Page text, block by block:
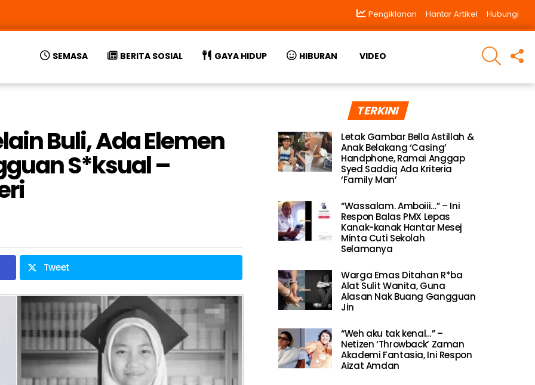
Pengiklanan Hantar Artikel Hubungi
SEMASA BERITA SOSIAL GAYA HIDUP HIBURAN VIDEO
SEARCH
Buli, Ada Elemen
S*ksual –
Tweet
TERKINI
Letak Gambar Bella Astillah &
Anak Belakang ‘Casing’
Handphone, Ramai Anggap
Syed Saddiq Ada Kriteria
‘Family Man’
“Wassalam. Amboiii…” – Ini
Respon Balas PMX Lepas
Kanak-kanak Hantar Mesej
Minta Cuti Sekolah
Selamanya
Warga Emas Ditahan R*ba
Alat Sulit Wanita, Guna
Alasan Nak Buang Gangguan
Jin
“Weh aku tak kenal…” –
Netizen ‘Throwback’ Zaman
Akademi Fantasia, Ini Respon
Aizat Amdan